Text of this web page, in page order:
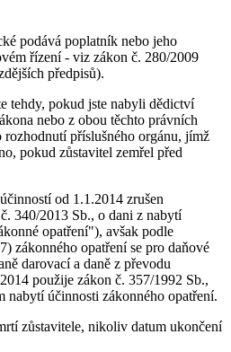
podává poplatník nebo jeho
řízení - viz zákon č. 280/2009
předpisů).
tehdy, pokud jste nabyli dědictví
nebo z obou těchto právních
příslušného orgánu, jímž
pokud zůstavitel zemřel před
od 1.1.2014 zrušen
340/2013 Sb., o dani z nabytí
opatření"), avšak podle
zákonného opatření se pro daňové
darovací a daně z převodu
použije zákon č. 357/1992 Sb.,
nabytí účinnosti zákonného opatření.
zůstavitele, nikoliv datum ukončení